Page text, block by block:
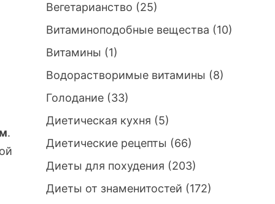
.
Вегетарианство (25)
Витаминоподобные вещества (10)
Витамины (1)
Водорастворимые витамины (8)
Голодание(33)
Диетическая кухня (5)
Диетические рецепты (66)
Диеты для похудения (203)
Диеты от знаменитостей (172)